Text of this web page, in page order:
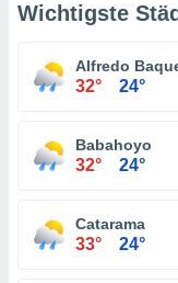
Wichtigste
Alfredo
32° 24°
Babahoyo
32° 24°
Catarama
33° 24°